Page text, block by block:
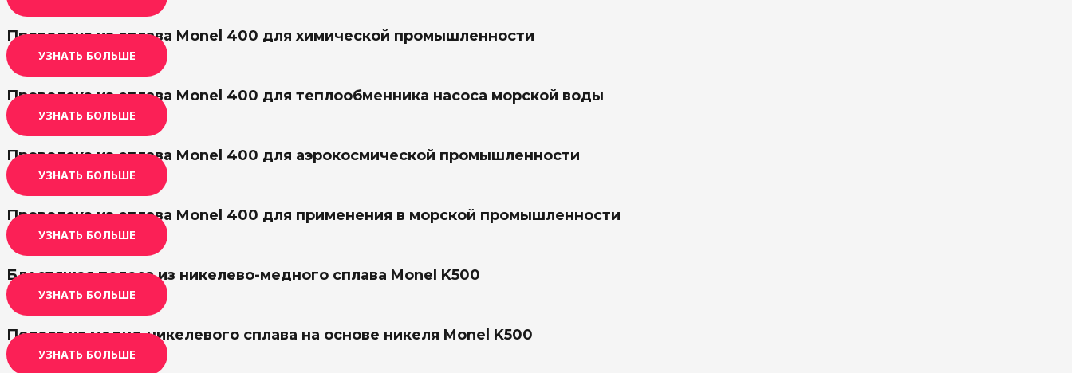
Проволока из сплава Monel 400 для химической промышленности
УЗНАТЬ БОЛЬШЕ
Проволока из сплава Monel 400 для теплообменника насоса морской воды
УЗНАТЬ БОЛЬШЕ
Проволока из сплава Monel 400 для аэрокосмической промышленности
УЗНАТЬ БОЛЬШЕ
Проволока из сплава Monel 400 для применения в морской промышленности
УЗНАТЬ БОЛЬШЕ
Блестящая полоса из никелево-медного сплава Monel K500
УЗНАТЬ БОЛЬШЕ
Полоса из медно-никелевого сплава на основе никеля Monel K500
УЗНАТЬ БОЛЬШЕ